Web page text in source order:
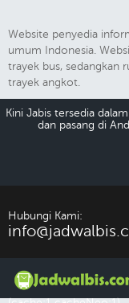
Website penyedia
umum Indonesia.
trayek bus, sedangkan
trayek angkot.
Kini Jabis tersedia
dan pasang di
Hubungi Kami: